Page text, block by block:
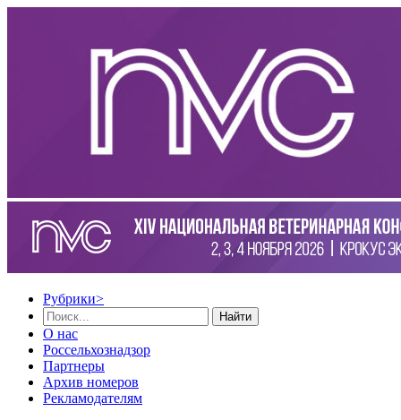
Рубрики>
Найти
О нас
Россельхознадзор
Партнеры
Архив номеров
Рекламодателям